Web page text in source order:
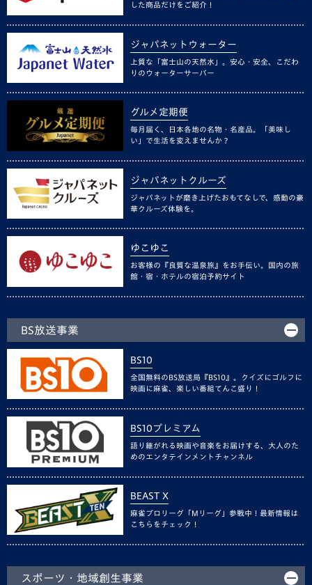
した商品だけをご紹介！
ジャパネットウォーター
上質な「富士山の天然水」。安心・安全、こだわ
りのウォーターサーバー
グルメ定期便
毎月届く、日本各地の名物・名産品。「美味し
い」で生活を変えませんか？
ジャパネットクルーズ
ジャパネットが磨き上げたおもてなしで、感動の豪
華クルーズ体験を。
ゆこゆこ
お客様の『良質な温泉旅』をお手伝い。国内の旅
館・宿・ホテルの宿泊予約サイト
BS放送事業
BS10
全国無料のBS放送局『BS10』。クイズにゴルフに
映画に麻雀、楽しい番組てんこ盛り！
BS10プレミアム
語り継がれる映画や音楽をお届けする、大人のた
めのエンタテインメントチャンネル
BEAST X
麻雀プロリーグ「Mリーグ」参戦中！最新情報は
こちらをチェック！
スポーツ・地域創生事業